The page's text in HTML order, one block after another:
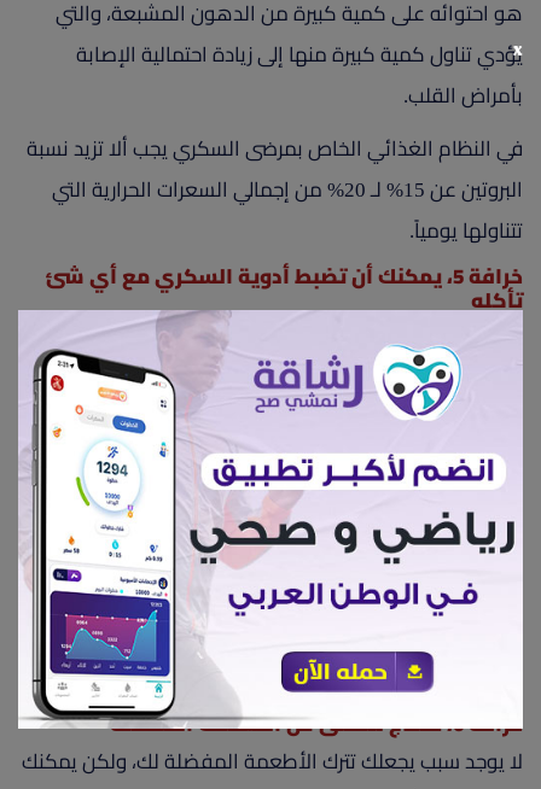
هو احتوائه على كمية كبيرة من الدهون المشبعة، والتي
يؤدي تناول كمية كبيرة منها إلى زيادة احتمالية الإصابة
بأمراض القلب.
في النظام الغذائي الخاص بمرضى السكري يجب ألا تزيد نسبة
البروتين عن 15% لـ 20% من إجمالي السعرات الحرارية التي
تتناولها يومياً.
خرافة 5، يمكنك أن تضبط أدوية السكري مع أي شئ
تأكله
إذا كنت تستخدم الأنسولين، فيمكنك أن تتعلم كيف تضبط
الكمية والنوع الذي تستخدمه لتتوافق مع كمية الطعام التي
تتناوله، ولكن هذا لا يعني أن تأكل كمية كبيرة كما تريد
وتعتمد على تناول كمية كبيرة من الدواء بعد ذلك لجعل نسبة
إذا كنت تستخدم أنواع أخرى من الأدوية فلا يمكنك تغيير
الجرعة لتناسب كمية الكربوهيدرات في طعامك بدون تعليمات
الطبيب، معظم أدوية السكري لا تعطي التأثير الأفضل إلا
باتباع تعليمات الطبيب.
خرافة 6، تحتاج للتخلى عن أطعمتك المفضلة
لا يوجد سبب يجعلك تترك الأطعمة المفضلة لك، ولكن يمكنك
x